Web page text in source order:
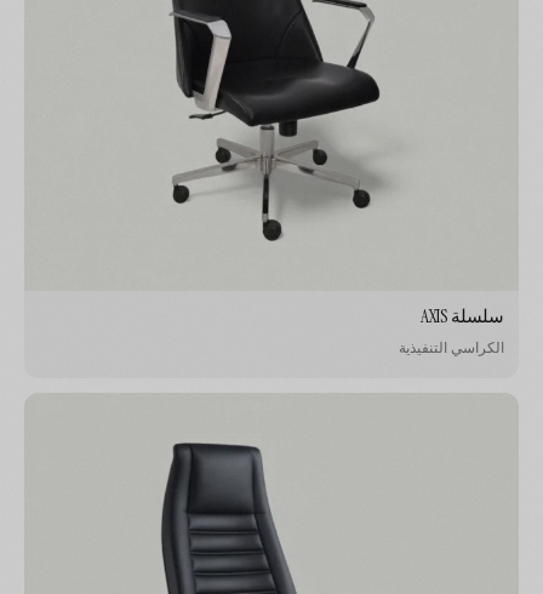
سلسلة AXIS
الكراسي التنفيذية